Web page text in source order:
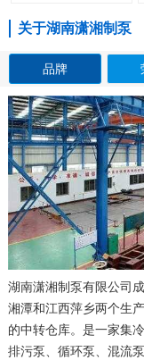
关于湖南潇湘制泵
品牌
湖南潇湘制泵有限公司
湘潭和江西萍乡两个生
的中转仓库。是一家集
排污泵、循环泵、混流